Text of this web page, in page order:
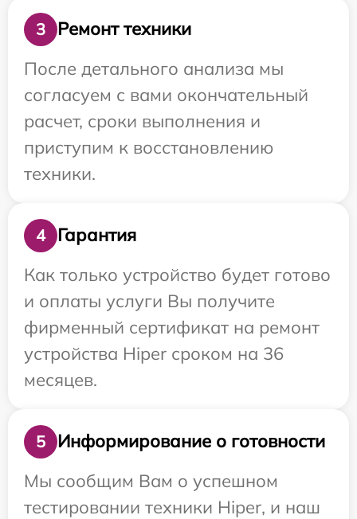
3
Ремонт техники
После детального анализа мы
согласуем с вами окончательный
расчет, сроки выполнения и
приступим к восстановлению
техники.
4
Гарантия
Как только устройство будет готово
и оплаты услуги Вы получите
фирменный сертификат на ремонт
устройства Hiper сроком на 36
месяцев.
5
Информирование о готовности
Мы сообщим Вам о успешном
тестировании техники Hiper, и наш